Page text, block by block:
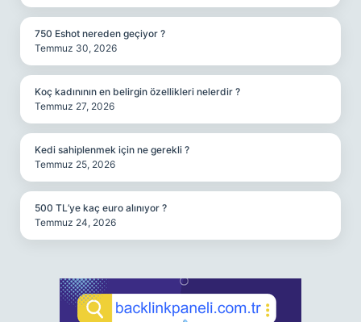
750 Eshot nereden geçiyor ?
Temmuz 30, 2026
Koç kadınının en belirgin özellikleri nelerdir ?
Temmuz 27, 2026
Kedi sahiplenmek için ne gerekli ?
Temmuz 25, 2026
500 TL’ye kaç euro alınıyor ?
Temmuz 24, 2026